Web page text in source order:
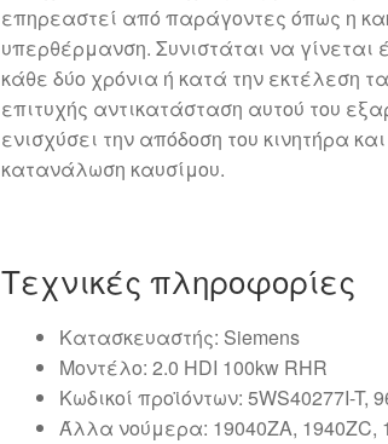
επηρεαστεί από παράγοντες όπως η
υπερθέρμανση. Συνιστάται να γίνεται
κάθε δύο χρόνια ή κατά την εκτέλεση
επιτυχής αντικατάσταση αυτού του
ενισχύσει την απόδοση του κινητήρα
κατανάλωση καυσίμου.
Τεχνικές πληροφορίες
Κατασκευαστής: Siemens
Μοντέλο: 2.0 HDI 100kw RHR
Κωδικοί προϊόντων: 5WS40277I-T,
Άλλα νούμερα: 19040ZA, 1940ZC,